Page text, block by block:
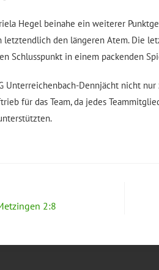
Hegel beinahe ein weiterer
den längeren Atem. Die
Schlusspunkt in einem packenden
Unterreichenbach-Dennjächt nicht
für das Team, da jedes
2:8